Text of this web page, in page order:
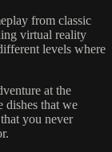
from classic
virtual reality
levels where
at the
dishes that we
you never